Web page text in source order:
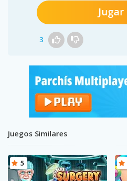
Jugar
3
Juegos Similares
5